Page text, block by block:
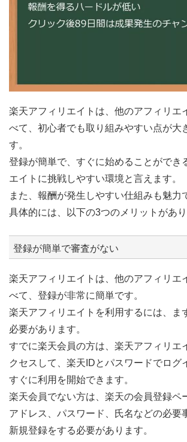
楽天アフィリエイトは、他のアフィリエ
べて、初心者でも取り組みやすい点が大
す。
登録が簡単で、すぐに始めることができ
エイトに挑戦しやすい環境と言えます。
また、報酬が発生しやすい仕組みも魅力
具体的には、以下の3つのメリットがあり
登録が簡単で審査がない
楽天アフィリエイトは、他のアフィリエ
べて、登録が非常に簡単です。
楽天アフィリエイトを利用するには、ま
必要があります。
すでに楽天会員の方は、楽天アフィリエ
クセスして、楽天IDとパスワードでログ
すぐに利用を開始できます。
楽天会員でない方は、楽天の会員登録ペ
アドレス、パスワード、氏名などの必要
新規登録をする必要があります。